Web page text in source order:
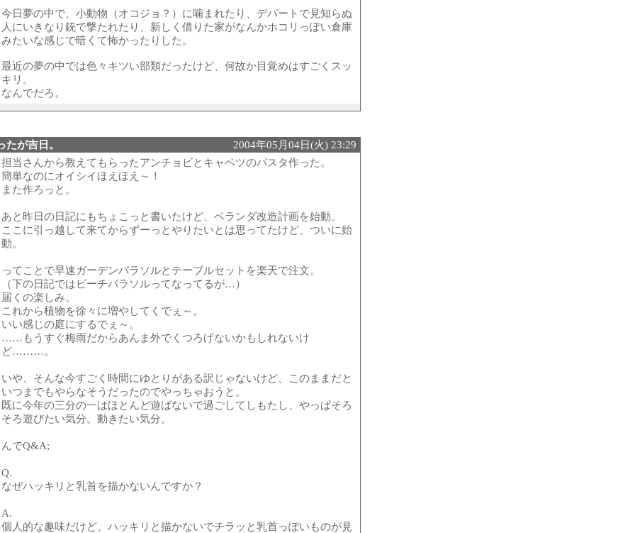
今日夢の中で、小動物（オコジョ？）に噛まれたり、デパートで見知らぬ
人にいきなり銃で撃たれたり、新しく借りた家がなんかホコリっぽい倉庫
みたいな感じで暗くて怖かったりした。
最近の夢の中では色々キツい部類だったけど、何故か目覚めはすごくスッ
キリ。
なんでだろ。
たが吉日。
2004年05月04日(火) 23:29
担当さんから教えてもらったアンチョビとキャベツのパスタ作った。
簡単なのにオイシイほえほえ～！
また作ろっと。
あと昨日の日記にもちょこっと書いたけど、ベランダ改造計画を始動。
ここに引っ越して来てからずーっとやりたいとは思ってたけど、ついに始
動。
ってことで早速ガーデンパラソルとテーブルセットを楽天で注文。
（下の日記ではビーチパラソルってなってるが…）
届くの楽しみ。
これから植物を徐々に増やしてくでぇ～。
いい感じの庭にするでぇ～。
……もうすぐ梅雨だからあんま外でくつろげないかもしれないけ
ど………。
いや、そんな今すごく時間にゆとりがある訳じゃないけど、このままだと
いつまでもやらなそうだったのでやっちゃおうと。
既に今年の三分の一はほとんど遊ばないで過ごしてしもたし、やっぱそろ
そろ遊びたい気分。動きたい気分。
んでQ&A;
Q.
なぜハッキリと乳首を描かないんですか？
A.
個人的な趣味だけど、ハッキリと描かないでチラッと乳首っぽいものが見